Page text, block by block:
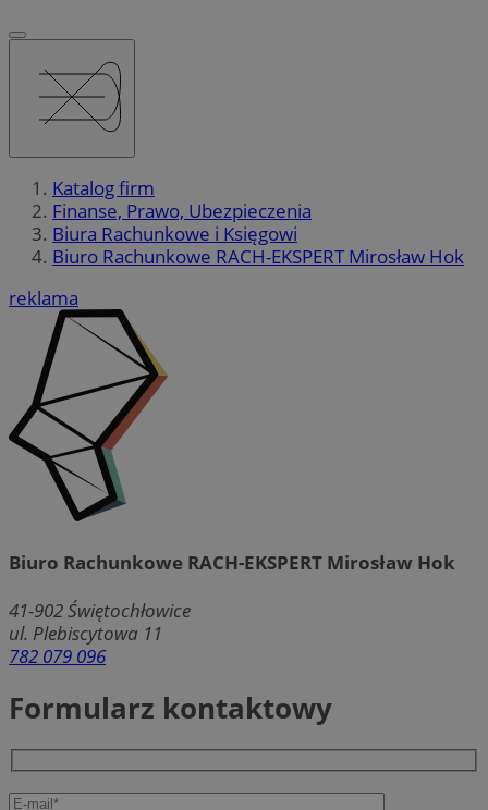
Katalog firm
Finanse, Prawo, Ubezpieczenia
Biura Rachunkowe i Księgowi
Biuro Rachunkowe RACH-EKSPERT Mirosław Hok
reklama
Biuro Rachunkowe RACH-EKSPERT Mirosław Hok
41-902Świętochłowice
ul. Plebiscytowa 11
782 079 096
Formularz kontaktowy